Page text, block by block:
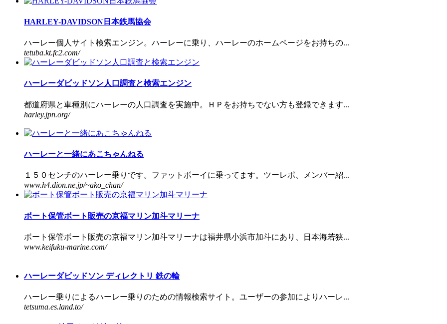
HARLEY-DAVIDSON日本鉄馬協会
ハーレー個人サイト検索エンジン。ハーレーに乗り、ハーレーのホームページをお持ちの...
tetuba.kt.fc2.com/
ハーレーダビッドソン人口調査と検索エンジン
都道府県と車種別にハーレーの人口調査を実施中。ＨＰをお持ちでない方も登録できます...
harley.jpn.org/
ハーレーと一緒にあこちゃんねる
１５０センチのハーレー乗りです。ファットボーイに乗ってます。ツーレポ、メンバー紹...
www.h4.dion.ne.jp/~ako_chan/
ボート保管ボート販売の京福マリン加斗マリーナ
ボート保管ボート販売の京福マリン加斗マリーナは福井県小浜市加斗にあり、日本海若狭...
www.keifuku-marine.com/
ハーレーダビッドソン ディレクトリ 鉄の輪
ハーレー乗りによるハーレー乗りのための情報検索サイト。ユーザーの参加によりハーレ...
tetsuma.es.land.to/